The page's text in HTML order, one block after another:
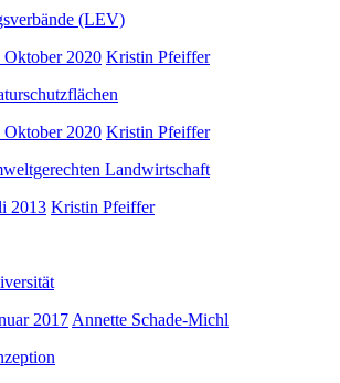
(LEV)
Oktober 2020 Kristin Pfeiffer
Oktober 2020 Kristin Pfeiffer
Landwirtschaft
2013 Kristin Pfeiffer
2017 Annette Schade-Michl